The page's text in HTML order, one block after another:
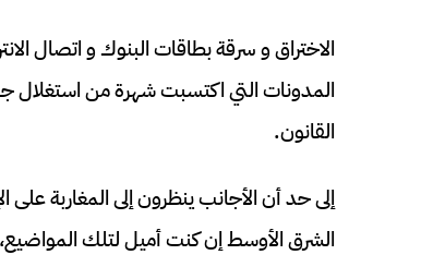
الاختراق و سرقة بطاقات البنوك و اتصال
المدونات التي اكتسبت شهرة من استغلال
القانون.
إلى حد أن الأجانب ينظرون إلى المغاربة
الشرق الأوسط إن كنت أميل لتلك